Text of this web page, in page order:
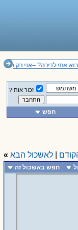
לדירה? –אני רק בת
זכור אותי?
חפש
לאשכול הבא »
חפש באשכול זה